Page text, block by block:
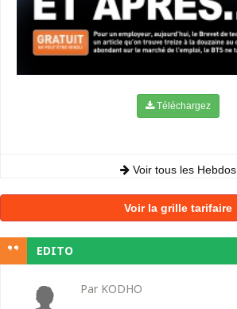
Téléchargez
Voir tous les Hebdos
Voir la grille tarifaire
EDITO
Par KODHO